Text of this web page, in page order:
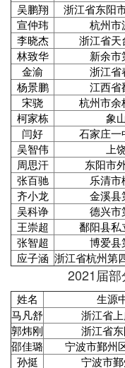
吴鹏翔
浙江省东阳
宣仲玮
杭州市
李晓杰
浙江省天
林致华
新余市
金渝
浙江省
杨景鹏
江西省
宋骁
杭州市余
柯家栋
象
闫好
石家庄一
吴智伟
上
周思汗
东阳市
张百驰
乐清市
齐小龙
金溪县
吴科诤
德兴市
王崇超
鄱阳县私
张智超
博爱县
应子涵 浙江省杭州第
2021届
姓名 生源
马凡舒
浙江省
郭炜刚
浙江省
邵佳璐
宁波市鄞州
孙挺
宁波市